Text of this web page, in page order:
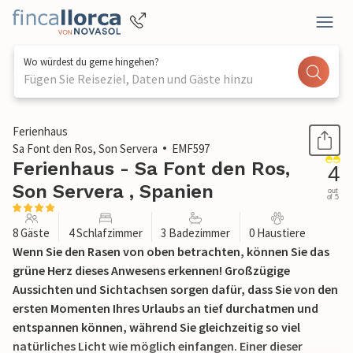
Wo würdest du gerne hingehen?
Fügen Sie Reiseziel, Daten und Gäste hinzu
1 / 49
Ferienhaus
Sa Font den Ros, Son Servera
EMF597
Ferienhaus - Sa Font den Ros,
Son Servera , Spanien
4
out
of 5
8 Gäste 4 Schlafzimmer 3 Badezimmer 0 Haustiere
Wenn Sie den Rasen von oben betrachten, können Sie das
grüne Herz dieses Anwesens erkennen! Großzügige
Aussichten und Sichtachsen sorgen dafür, dass Sie von den
ersten Momenten Ihres Urlaubs an tief durchatmen und
entspannen können, während Sie gleichzeitig so viel
natürliches Licht wie möglich einfangen. Einer dieser